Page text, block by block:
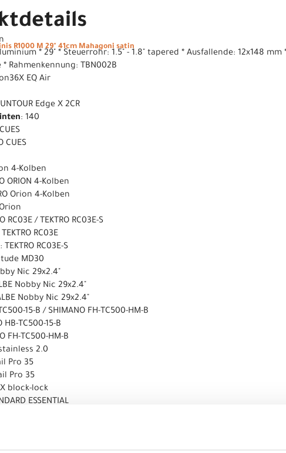
R1000 M 29" 41cm Mahagoni satin
* 29" * Steuerrohr: 1.5" - 1.8" tapered * Ausfallende: 12x148
Rahmenkennung: TBN002B
EQ Air
Edge X 2CR
: 140
CUES
4-Kolben
ORION 4-Kolben
Orion 4-Kolben
RC03E / TEKTRO RC03E-S
TEKTRO RC03E
: TEKTRO RC03E-S
MD30
Nic 29x2.4"
Nobby Nic 29x2.4"
Nobby Nic 29x2.4"
15-B / SHIMANO FH-TC500-HM-B
HB-TC500-15-B
FH-TC500-HM-B
stainless 2.0
Pro 35
Pro 35
block-lock
ESSENTIAL